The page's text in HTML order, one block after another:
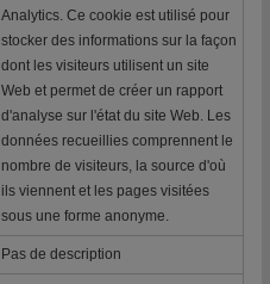
Analytics. Ce cookie est utilisé pour
stocker des informations sur la façon
dont les visiteurs utilisent un site
Web et permet de créer un rapport
d'analyse sur l'état du site Web. Les
données recueillies comprennent le
nombre de visiteurs, la source d'où
ils viennent et les pages visitées
sous une forme anonyme.
Pas de description